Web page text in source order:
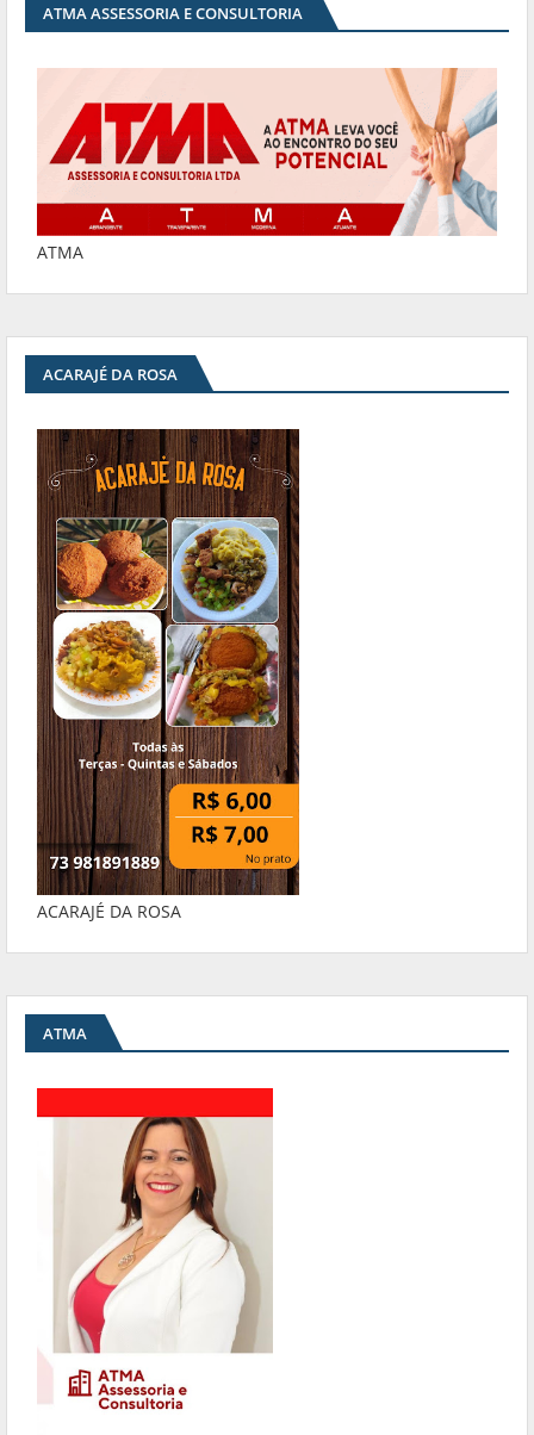
ATMA ASSESSORIA E CONSULTORIA
ATMA
ACARAJÉ DA ROSA
ACARAJÉ DA ROSA
ATMA